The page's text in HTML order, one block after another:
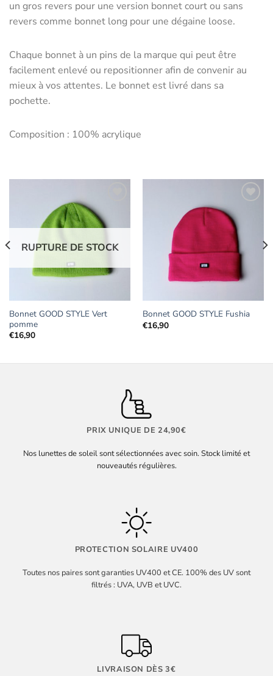
un gros revers pour une version bonnet court ou sans
revers comme bonnet long pour une dégaine loose.
Chaque bonnet à un pins de la marque qui peut être
facilement enlevé ou repositionner afin de convenir au
mieux à vos attentes. Le bonnet est livré dans sa
pochette.
Composition : 100% acrylique
Ajouter
favoris
RUPTURE DE STOCK
Bonnet GOOD STYLE Vert
pomme
€16,90
Ajouter
Bonnet GOOD STYLE Fushia
€16,90
PRIX UNIQUE DE 24,90€
Nos lunettes de soleil sont sélectionnées avec soin. Stock limité et
nouveautés régulières.
PROTECTION SOLAIRE UV400
Toutes nos paires sont garanties UV400 et CE. 100% des UV sont
filtrés : UVA, UVB et UVC.
LIVRAISON DÈS 3€